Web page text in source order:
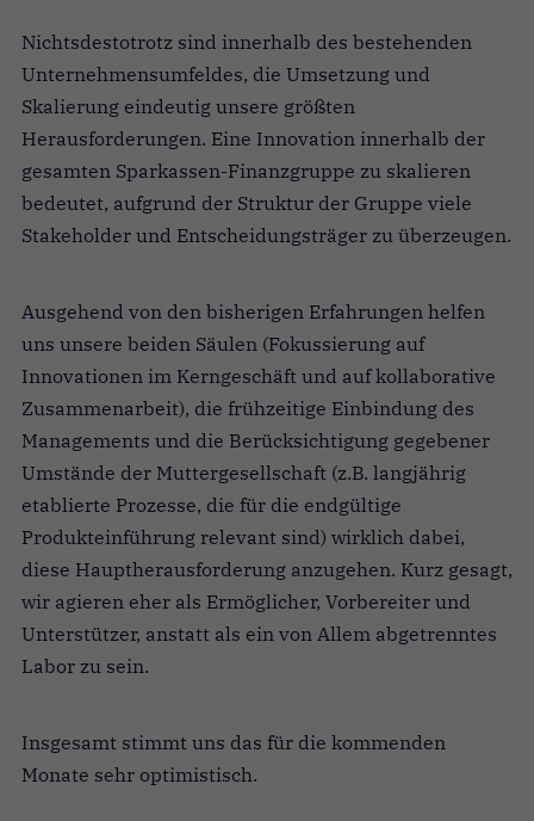
Nichtsdestotrotz sind innerhalb des bestehenden
Unternehmensumfeldes, die Umsetzung und
Skalierung eindeutig unsere größten
Herausforderungen. Eine Innovation innerhalb der
gesamten Sparkassen-Finanzgruppe zu skalieren
bedeutet, aufgrund der Struktur der Gruppe viele
Stakeholder und Entscheidungsträger zu überzeugen.
Ausgehend von den bisherigen Erfahrungen helfen
uns unsere beiden Säulen (Fokussierung auf
Innovationen im Kerngeschäft und auf kollaborative
Zusammenarbeit), die frühzeitige Einbindung des
Managements und die Berücksichtigung gegebener
Umstände der Muttergesellschaft (z.B. langjährig
etablierte Prozesse, die für die endgültige
Produkteinführung relevant sind) wirklich dabei,
diese Hauptherausforderung anzugehen. Kurz gesagt,
wir agieren eher als Ermöglicher, Vorbereiter und
Unterstützer, anstatt als ein von Allem abgetrenntes
Labor zu sein.
Insgesamt stimmt uns das für die kommenden
Monate sehr optimistisch.